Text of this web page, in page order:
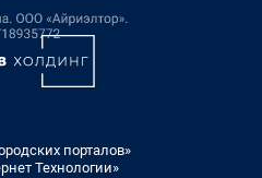
порталов»
Технологии»